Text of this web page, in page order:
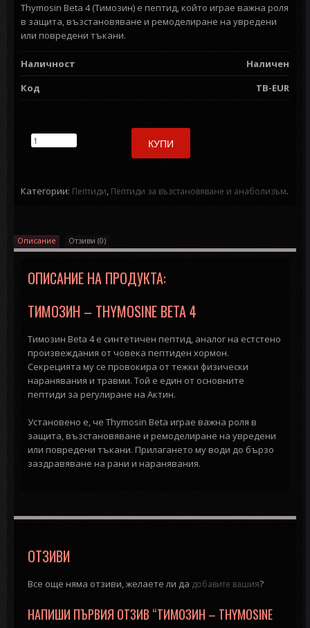
Thymosin Beta 4 (Тимозин) е пептид, който играе важна роля
в защита, възстановяване и ремоделиране на увредени
или повредени тъкани.
Наличност
Наличен
Код
TB-EUR
КУПИ
Категории: Пептиди, Пептиди за възстановяване и анаболизъм.
Описание Отзиви (0)
ОПИСАНИЕ НА ПРОДУКТА:
ТИМОЗИН – THYMOSINE BETA 4
Тимозин Beta 4 е синтетичен пептид, аналог на естстено
произвеждания от човека пептиден хормон.
Секрецията му се провокира от тежки физически
наранявания и травми. Той е един от основните
пептиди за регулиране на Актин.
Установено е, че Thymosin Beta играе важна роля в
защита, възстановяване и ремоделиране на увредени
или повредени тъкани. Прилагането му води до бързо
заздравяване на рани и наранявания.
ОТЗИВИ
Все още няма отзиви, желаете ли да добавите вашия?
НАПИШИ ПЪРВИЯ ОТЗИВ “ТИМОЗИН – THYMOSINE